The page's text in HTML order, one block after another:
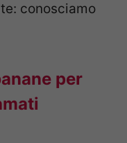
conosciamo
per